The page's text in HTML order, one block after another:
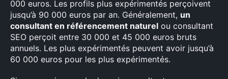
000 euros. Les profils plus expérimentés perçoivent
jusqu’à 90 000 euros par an. Généralement, un
consultant en référencement naturel ou consultant
SEO perçoit entre 30 000 et 45 000 euros bruts
annuels. Les plus expérimentés peuvent avoir jusqu’à
60 000 euros pour les plus expérimentés.